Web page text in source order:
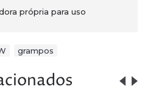
própria para uso
grampos